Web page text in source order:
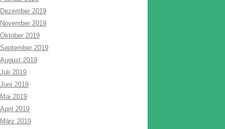
Dezember 2019
November 2019
Oktober 2019
September 2019
August 2019
Juli 2019
Juni 2019
Mai 2019
April 2019
März 2019